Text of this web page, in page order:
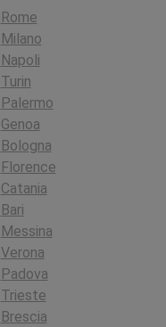
Rome
Milano
Napoli
Turin
Palermo
Genoa
Bologna
Florence
Catania
Bari
Messina
Verona
Padova
Trieste
Brescia